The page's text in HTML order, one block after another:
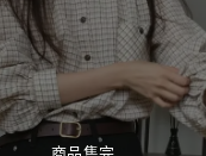
商品售完